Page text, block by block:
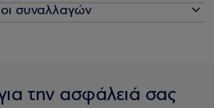
συναλλαγών
την ασφάλειά σας